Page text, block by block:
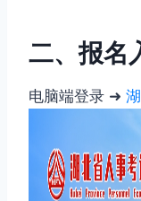
二、报名
电脑端登录 ➜